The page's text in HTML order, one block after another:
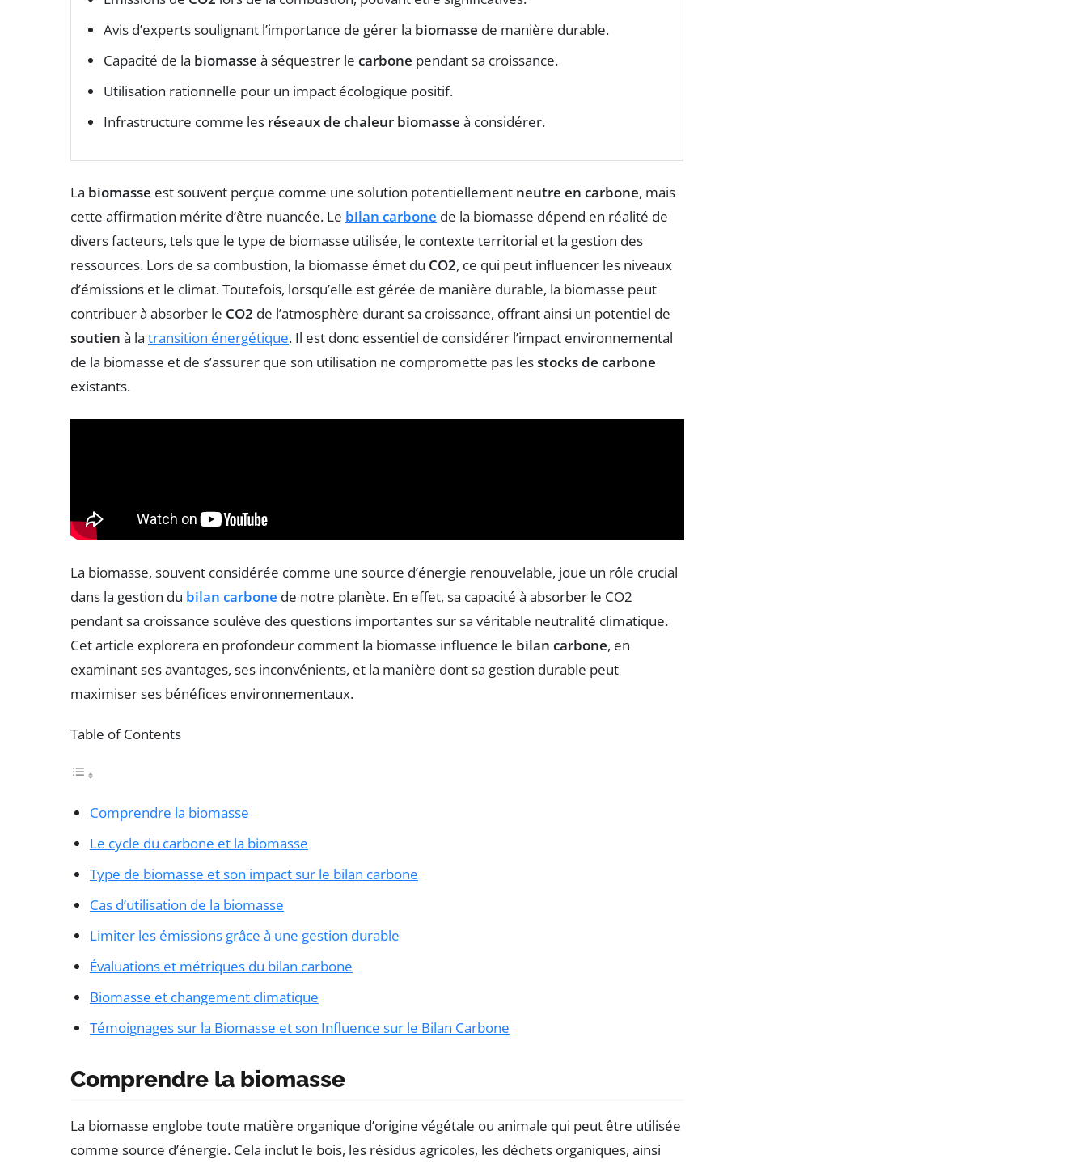
Avis d’experts soulignant l’importance de gérer la biomasse de manière durable.
Capacité de la biomasse à séquestrer le carbone pendant sa croissance.
Utilisation rationnelle pour un impact écologique positif.
Infrastructure comme les réseaux de chaleur biomasse à considérer.
La biomasse est souvent perçue comme une solution potentiellement neutre en carbone, mais
cette affirmation mérite d’être nuancée. Le bilan carbone de la biomasse dépend en réalité de
divers facteurs, tels que le type de biomasse utilisée, le contexte territorial et la gestion des
ressources. Lors de sa combustion, la biomasse émet du CO2, ce qui peut influencer les niveaux
d’émissions et le climat. Toutefois, lorsqu’elle est gérée de manière durable, la biomasse peut
contribuer à absorber le CO2 de l’atmosphère durant sa croissance, offrant ainsi un potentiel de
soutien à la transition énergétique. Il est donc essentiel de considérer l’impact environnemental
de la biomasse et de s’assurer que son utilisation ne compromette pas lesstocks de carbone
existants.
La biomasse, souvent considérée comme une source d’énergie renouvelable, joue un rôle crucial
dans la gestion du bilan carbone de notre planète. En effet, sa capacité à absorber le CO2
pendant sa croissance soulève des questions importantes sur sa véritable neutralité climatique.
Cet article explorera en profondeur comment la biomasse influence le bilan carbone, en
examinant ses avantages, ses inconvénients, et la manière dont sa gestion durable peut
maximiser ses bénéfices environnementaux.
Table of Contents
Comprendre la biomasse
Le cycle du carbone et la biomasse
Type de biomasse et son impact sur le bilan carbone
Cas d’utilisation de la biomasse
Limiter les émissions grâce à une gestion durable
Évaluations et métriques du bilan carbone
Biomasse et changement climatique
Témoignages sur la Biomasse et son Influence sur le Bilan Carbone
Comprendre la biomasse
La biomasse englobe toute matière organique d’origine végétale ou animale qui peut être utilisée
comme source d’énergie. Cela inclut le bois, les résidus agricoles, les déchets organiques, ainsi